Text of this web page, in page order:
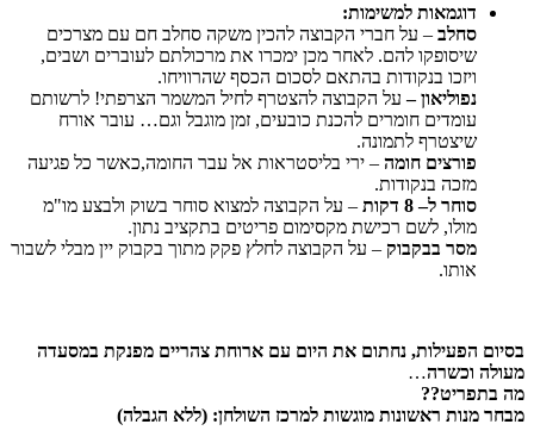
דוגמאות למשימות:
סחלב – על חברי הקבוצה להכין משקה סחלב חם עם מצרכים
שיסופקו להם. לאחר מכן ימכרו את מרכולתם לעוברים ושבים,
ויזכו בנקודות בהתאם לסכום הכסף שהרוויחו.
נפוליאון– על הקבוצה להצטרף לחיל המשמר הצרפתי! לרשותם
עומדים חומרים להכנת כובעים, זמן מוגבל וגם… עובר אורח
שיצטרף לתמונה.
פורצים חומה – ירי בליסטראות אל עבר החומה,כאשר כל פגיעה
מזכה בנקודות.
סוחר ל– 8 דקות – על הקבוצה למצוא סוחר בשוק ולבצע מו"מ
מולו, לשם רכישת מקסימום פריטים בתקציב נתון.
מסר בבקבוק – על הקבוצה לחלץ פקק מתוך בקבוק יין מבלי לשבור
אותו.
בסיום הפעילות, נחתום את היום עם ארוחת צהריים מפנקת במסעדה
מעולה וכשרה…
מה בתפריט??
מבחר מנות ראשונות מוגשות למרכז השולחן: (ללא הגבלה)